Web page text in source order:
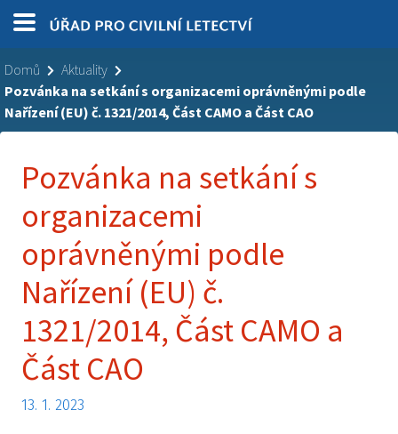
Domů
Aktuality
Pozvánka na setkání s organizacemi oprávněnými podle
Nařízení (EU) č. 1321/2014, Část CAMO a Část CAO
Pozvánka na setkání s
organizacemi
oprávněnými podle
Nařízení (EU) č.
1321/2014, Část CAMO a
Část CAO
13. 1. 2023